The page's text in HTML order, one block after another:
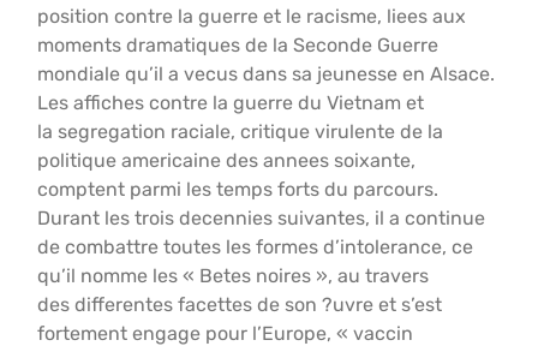
position contre la guerre et le racisme, liees aux
moments dramatiques de la Seconde Guerre
mondiale qu’il a vecus dans sa jeunesse en Alsace.
Les affiches contre la guerre du Vietnam et
la segregation raciale, critique virulente de la
politique americaine des annees soixante,
comptent parmi les temps forts du parcours.
Durant les trois decennies suivantes, il a continue
de combattre toutes les formes d’intolerance, ce
qu’il nomme les « Betes noires », au travers
des differentes facettes de son ?uvre et s’est
fortement engage pour l’Europe, « vaccin